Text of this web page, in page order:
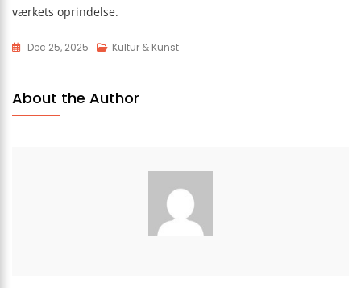
værkets oprindelse.
Dec 25, 2025 Kultur & Kunst
About the Author